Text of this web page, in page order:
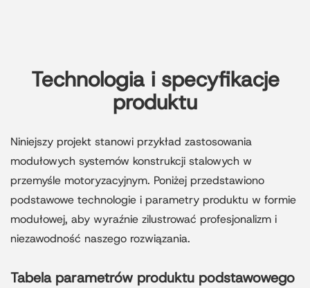
Technologia i specyfikacje
produktu
Niniejszy projekt stanowi przykład zastosowania
modułowych systemów konstrukcji stalowych w
przemyśle motoryzacyjnym. Poniżej przedstawiono
podstawowe technologie i parametry produktu w formie
modułowej, aby wyraźnie zilustrować profesjonalizm i
niezawodność naszego rozwiązania.
Tabela parametrów produktu podstawowego